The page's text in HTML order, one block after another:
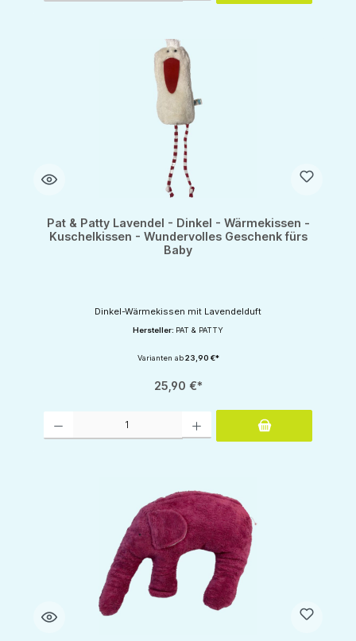
Pat & Patty Lavendel - Dinkel - Wärmekissen -
Kuschelkissen - Wundervolles Geschenk fürs
Baby
Dinkel-Wärmekissen mit Lavendelduft
Hersteller: PAT & PATTY
Varianten ab23,90 €*
25,90 €*